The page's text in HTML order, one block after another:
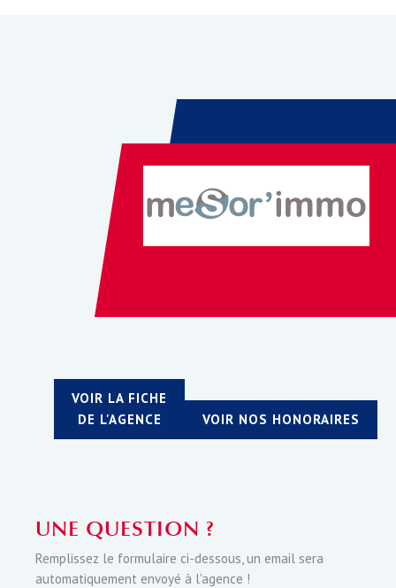
VOIR LA FICHE
DE L'AGENCE
VOIR NOS HONORAIRES
UNE QUESTION ?
Remplissez le formulaire ci-dessous, un email sera
automatiquement envoyé à l'agence !